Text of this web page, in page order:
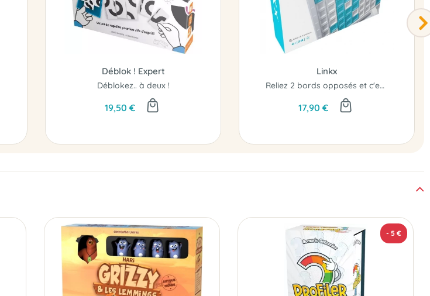
Déblok ! Expert
Déblokez.. à deux !
19,50 €
Linkx
Reliez 2 bords opposés et c'est gagné !
17,90 €
- 5 €